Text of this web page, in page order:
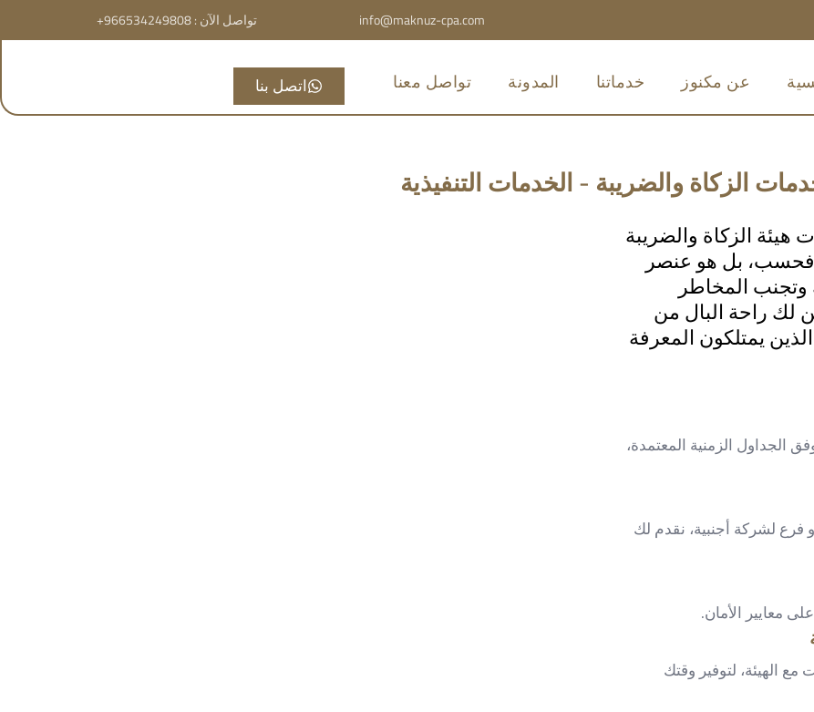
info@maknuz-cpa.com تواصل الآن : 966534249808+
عن مكنوز خدماتنا المدونة تواصل معنا اتصل بنا
الزكاة والضريبة - الخدمات التنفيذية
هيئة الزكاة والضريبة
فحسب، بل هو عنصر
المخاطر
لك راحة البال من
يمتلكون المعرفة
الجداول الزمنية المعتمدة،
لشركة أجنبية، نقدم لك
معايير الأمان.
الهيئة، لتوفير وقتك